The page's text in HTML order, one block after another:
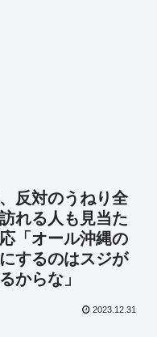
反対のうねり全
れる人も見当た
「オール沖縄の
するのはスジが
からな」
2023.12.31